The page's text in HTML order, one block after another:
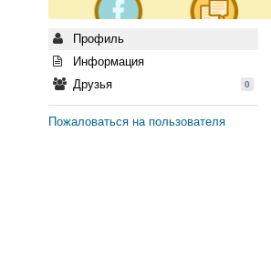
Профиль
Информация
Друзья
0
Пожаловаться на пользователя